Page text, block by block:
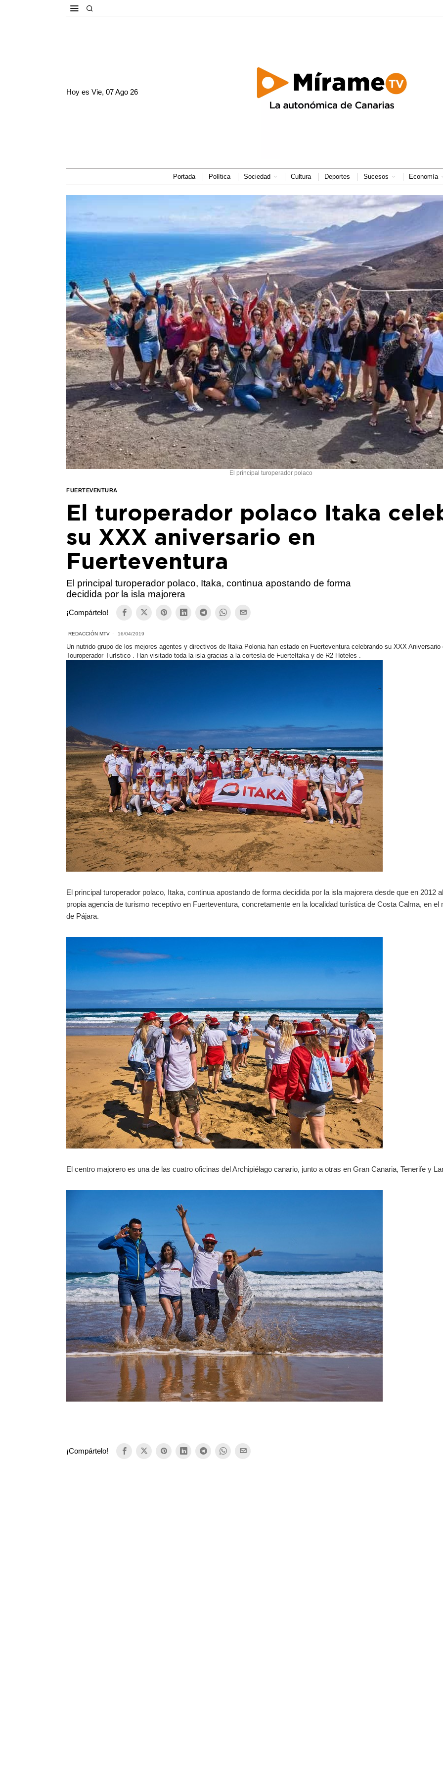
Hoy esVie, 07 Ago 26
Portada Política Sociedad Cultura Deportes Sucesos Economía
El principal turoperador polaco
FUERTEVENTURA
El turoperador polaco Itaka
su XXX aniversario en
Fuerteventura
El principal turoperador polaco, Itaka, continua apostando de forma
decidida por la isla majorera
¡Compártelo!
REDACCIÓN MTV 16/04/2019
Un nutrido grupo de los mejores agentes y directivos de Itaka Polonia han estado en Fuerteventura celebrando su XXX Aniversario
Touroperador Turístico . Han visitado toda la isla gracias a la cortesía de FuerteItaka y de R2 Hoteles .
El principal turoperador polaco, Itaka, continua apostando de forma decidida por la isla majorera desde que en 2012
propia agencia de turismo receptivo en Fuerteventura, concretamente en la localidad turística de Costa Calma, en el
de Pájara.
El centro majorero es una de las cuatro oficinas del Archipiélago canario, junto a otras en Gran Canaria, Tenerife y
¡Compártelo!